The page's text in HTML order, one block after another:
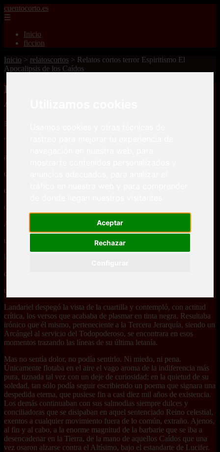
Aceptar
Rechazar
cuentocorto.es
☰
Inicio
ficcion
Inicio > relatoscortos > Relatos cortos terror Espiritismo El
Apocalipsis de los Caídos
Relatos cortos terror Espiritismo El
Apocalipsis de los Caídos
📅 11/08/2025
“...En la eterna senda de los Muertos,
allí donde las almas rendían pleitesía al dolor,
donde cada lamento era acaso el último,
donde los siervos del Diabólico rezaban
oscuras misas negras que aliviaban su tormento.
Allí los Caídos, esencias de la maldad
urdiendo con sus talentos perpetuos,
la consumación del Cataclismo mundano,
que con su rúbrica sangrienta exhumara
un perfecto final negro para los condenados...”
Landariel despegó la vista de la cuartilla y contempló, con actitud
crítica, los versos que acababa de plasmar en tinta negra. Resultaba
irónico que él mismo, perteneciente a la Tercera Jerarquía, siendo un
Arcángel al servicio del Todopoderoso, se encontrara en esos
momentos trazando las líneas de su última letanía.
Mas no sentía dolor, no podía sentirlo. Ni miedo, ni pena.
Únicamente flotaba en el aire el vago aroma de la indiferencia más
pura, tiznada tal vez con un deje de curiosidad; en la quietud de su
soledad, tan sólo podía seguir escribiendo un poema que signara una
despedida eterna, que pusiese fin a casi diez mil años de existencia.
Los demás continuaban con sus salmodias siempre dulces y
conciliadoras que se disipaban en aquel sentenciado Reino celestial,
exentos a cualquier movimiento fuera de lo común, extraño. Ajenos,
al fin y al cabo, a la enorme magnitud de la barbarie que se iba a
desencadenar en la Tierra, de la mano de aquellos Caídos que una
vez osaron alzarse contra el Altísimo, bajo el estandarte de Lucifer.